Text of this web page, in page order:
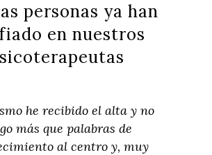
personas ya han
en nuestros
he recibido el alta y no
más que palabras de
al centro y, muy